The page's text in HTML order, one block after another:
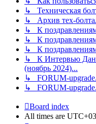
↳ Техническая
↳ Архив тех-
↳ К
↳ К
↳ К
↳ К Интервью
(ноябрь 2024)...
↳ FORUM-
↳ FORUM-
Board index
All times are